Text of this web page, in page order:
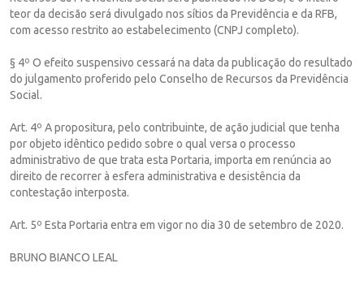
teor da decisão será divulgado nos sítios da Previdência e da RFB,
com acesso restrito ao estabelecimento (CNPJ completo).
§ 4º O efeito suspensivo cessará na data da publicação do resultado
do julgamento proferido pelo Conselho de Recursos da Previdência
Social.
Art. 4º A propositura, pelo contribuinte, de ação judicial que tenha
por objeto idêntico pedido sobre o qual versa o processo
administrativo de que trata esta Portaria, importa em renúncia ao
direito de recorrer à esfera administrativa e desistência da
contestação interposta.
Art. 5º Esta Portaria entra em vigor no dia 30 de setembro de 2020.
BRUNO BIANCO LEAL